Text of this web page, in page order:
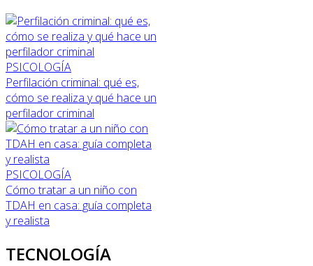
PSICOLOGÍA
Perfilación criminal: qué es,
cómo se realiza y qué hace un
perfilador criminal
PSICOLOGÍA
Cómo tratar a un niño con
TDAH en casa: guía completa
y realista
TECNOLOGÍA